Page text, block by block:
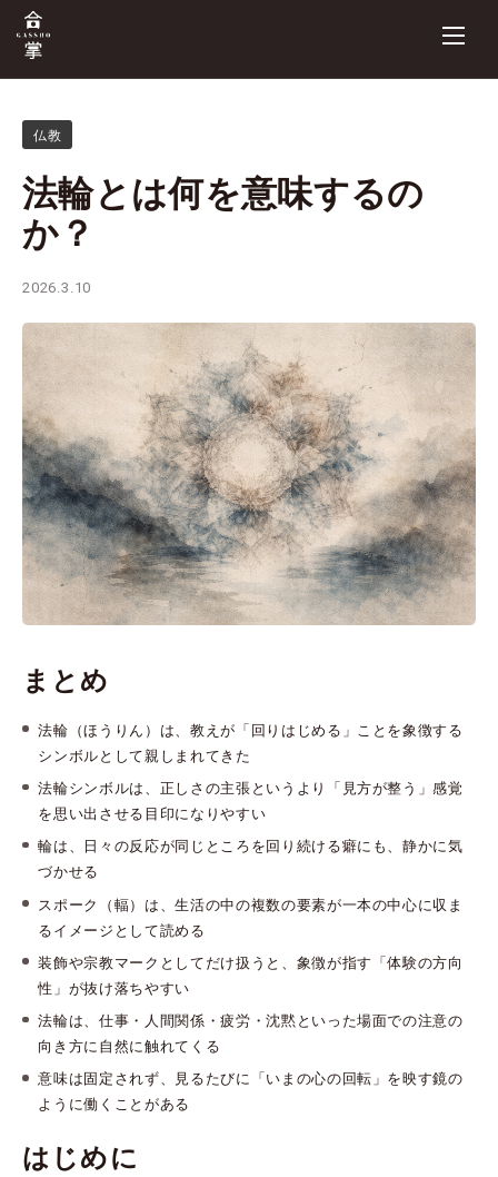
仏教
法輪とは何を意味するの
か？
2026.3.10
まとめ
法輪（ほうりん）は、教えが「回りはじめる」ことを象徴する
シンボルとして親しまれてきた
法輪シンボルは、正しさの主張というより「見方が整う」感覚
を思い出させる目印になりやすい
輪は、日々の反応が同じところを回り続ける癖にも、静かに気
づかせる
スポーク（輻）は、生活の中の複数の要素が一本の中心に収ま
るイメージとして読める
装飾や宗教マークとしてだけ扱うと、象徴が指す「体験の方向
性」が抜け落ちやすい
法輪は、仕事・人間関係・疲労・沈黙といった場面での注意の
向き方に自然に触れてくる
意味は固定されず、見るたびに「いまの心の回転」を映す鏡の
ように働くことがある
はじめに